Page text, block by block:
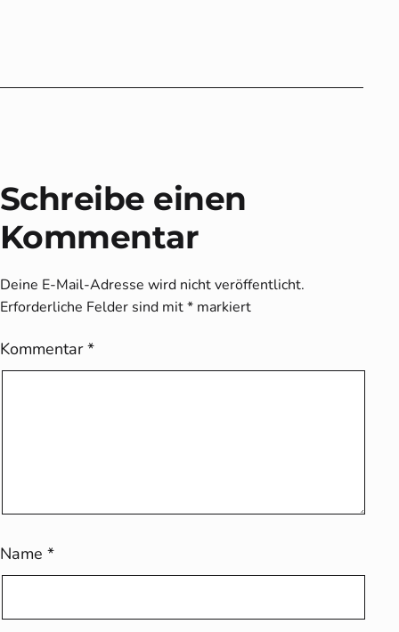
Schreibe einen
Kommentar
Deine E-Mail-Adresse wird nicht veröffentlicht.
Erforderliche Felder sind mit* markiert
Kommentar*
Name *